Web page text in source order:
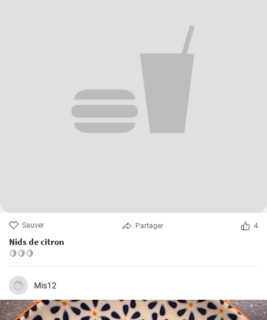
Sauver Partager 4
Nids de citron
🍋🍋🍋
Mis12